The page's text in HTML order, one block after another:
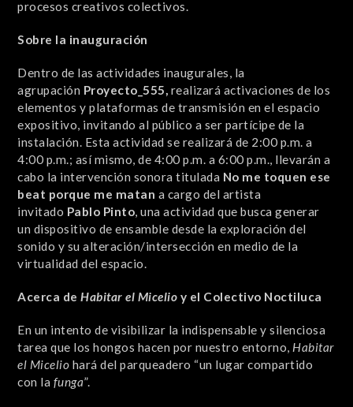
procesos creativos colectivos.
Sobre la inauguración
Dentro de las actividades inaugurales, la
agrupación Proyecto_555, realizará activaciones de los
elementos y plataformas de transmisión en el espacio
expositivo, invitando al público a ser partícipe de la
instalación. Esta actividad se realizará de 2:00 p.m. a
4:00 p.m.; así mismo, de 4:00 p.m. a 6:00 p.m., llevarán a
cabo la intervención sonora titulada No me toquen ese
beat porque me matan a cargo del artista
invitado Pablo Pinto, una actividad que busca generar
un dispositivo de ensamble desde la exploración del
sonido y su alteración/intersección en medio de la
virtualidad del espacio.
Acerca deHabitar el Micelio y el Colectivo Noctiluca
En un intento de visibilizar la indispensable y silenciosa
tarea que los hongos hacen por nuestro entorno, Habitar
el Micelio hará del parqueadero “un lugar compartido
con la funga”.